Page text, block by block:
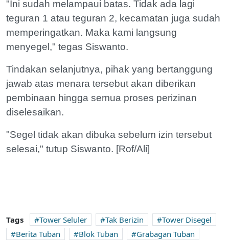
"Ini sudah melampaui batas. Tidak ada lagi
teguran 1 atau teguran 2, kecamatan juga sudah
memperingatkan. Maka kami langsung
menyegel," tegas Siswanto.
Tindakan selanjutnya, pihak yang bertanggung
jawab atas menara tersebut akan diberikan
pembinaan hingga semua proses perizinan
diselesaikan.
"Segel tidak akan dibuka sebelum izin tersebut
selesai," tutup Siswanto. [Rof/Ali]
Tags Tower Seluler Tak Berizin
Tower Disegel
Berita Tuban
Blok Tuban Grabagan Tuban